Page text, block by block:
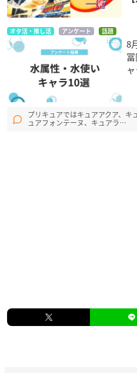
オタ活・推し活 アンケート 話題
8
プリキュアではキュアアクア、キ
ュアフォンテーヌ、キュアラ…